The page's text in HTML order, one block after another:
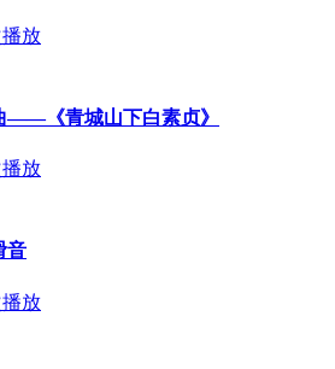
放
——《青城山下白素贞》
放
音
放